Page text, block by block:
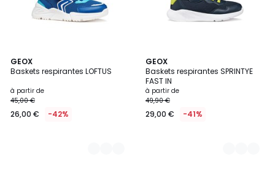
GEOX
Baskets respirantes LOFTUS
à partir de
45,00 €
26,00 € -42%
2
Couleurs
GEOX
Baskets respirantes SPRINTYE
FAST IN
à partir de
49,90 €
29,00 € -41%
2
Couleurs